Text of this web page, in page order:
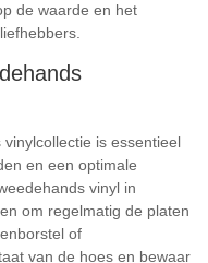
de waarde en het
is essentieel
en een optimale
vinyl in
om regelmatig de platen
of
van de hoes en bewaar